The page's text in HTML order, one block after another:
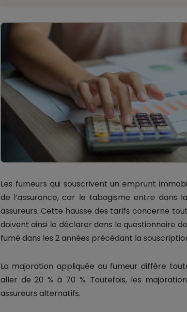
Les fumeurs qui souscrivent un emprunt
de l’assurance, car le tabagisme entre dans
assureurs. Cette hausse des tarifs concerne
doivent ainsi le déclarer dans le questionnaire
fumé dans les 2 années précédant la
La majoration appliquée au fumeur diffère
aller de 20 % à 70 %. Toutefois, les
assureurs alternatifs.